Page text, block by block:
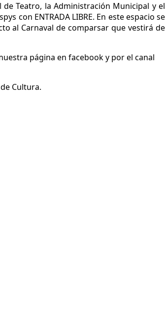
Teatro, la Administración Municipal y el
con ENTRADA LIBRE. En este espacio se
al Carnaval de comparsar que vestirá de
página en facebook y por el canal
Cultura.